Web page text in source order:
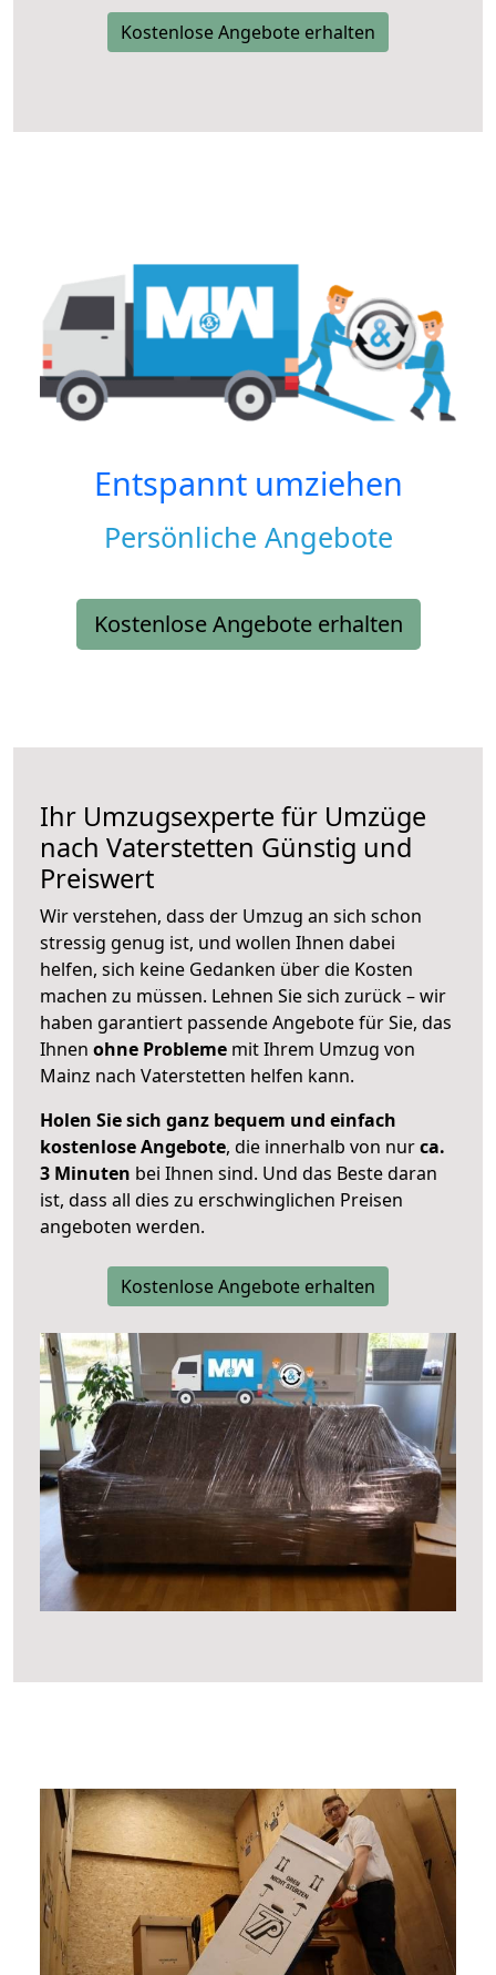
Kostenlose Angebote erhalten
Entspannt umziehen
Persönliche Angebote
Kostenlose Angebote erhalten
Ihr Umzugsexperte für Umzüge
nach Vaterstetten Günstig und
Preiswert
Wir verstehen, dass der Umzug an sich schon
stressig genug ist, und wollen Ihnen dabei
helfen, sich keine Gedanken über die Kosten
machen zu müssen. Lehnen Sie sich zurück – wir
haben garantiert passende Angebote für Sie, das
Ihnen ohne Probleme mit Ihrem Umzug von
Mainz nach Vaterstetten helfen kann.
Holen Sie sich ganz bequem und einfach
kostenlose Angebote, die innerhalb von nurca.
3 Minuten bei Ihnen sind. Und das Beste daran
ist, dass all dies zu erschwinglichen Preisen
angeboten werden.
Kostenlose Angebote erhalten